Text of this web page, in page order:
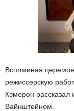
Вспоминая
режиссерскую
Кэмерон рассказал
Вайнштейном.